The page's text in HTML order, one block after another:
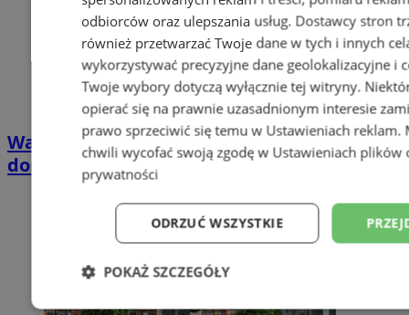
Wakacyjny wypoczynek nad Bałtykiem w
domkach Szmaragdowe Morze
odbiorców oraz ulepszania usług. Dostawcy stron
również przetwarzać Twoje dane w tych i innych
wykorzystywać precyzyjne dane geolokalizacyjne i
Twoje wybory dotyczą wyłącznie tej witryny.
opierać się na prawnie uzasadnionym interesie
prawo sprzeciwić się temu w Ustawieniach reklam.
chwili wycofać swoją zgodę w Ustawieniach plików
prywatności
ODRZUĆ WSZYSTKIE
POKAŻ SZCZEGÓŁY